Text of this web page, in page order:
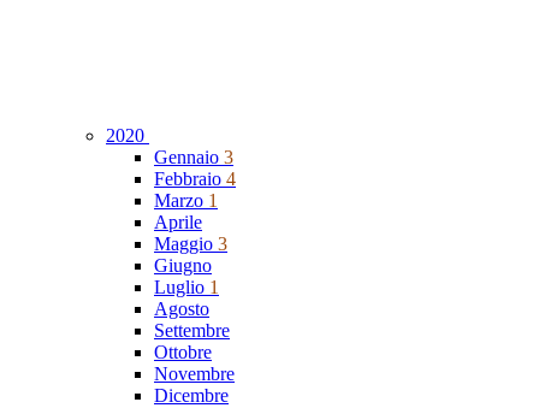
2020
Gennaio 3
Febbraio 4
Marzo 1
Aprile
Maggio 3
Giugno
Luglio 1
Agosto
Settembre
Ottobre
Novembre
Dicembre